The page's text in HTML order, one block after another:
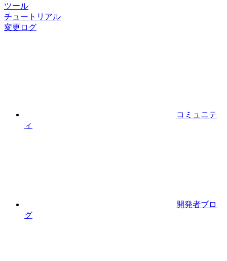
ツール
チュートリアル
変更ログ
コミュニテ
ィ
開発者ブロ
グ